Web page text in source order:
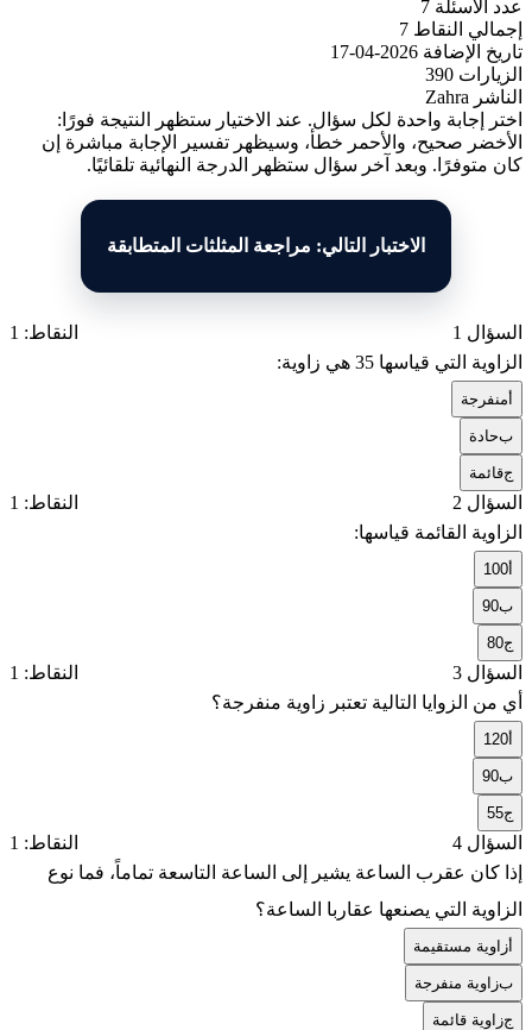
عدد الأسئلة 7
إجمالي النقاط 7
تاريخ الإضافة 2026-04-17
الزيارات 390
الناشر Zahra
اختر إجابة واحدة لكل سؤال. عند الاختيار ستظهر النتيجة فورًا:
الأخضر صحيح، والأحمر خطأ، وسيظهر تفسير الإجابة مباشرة إن
كان متوفرًا. وبعد آخر سؤال ستظهر الدرجة النهائية تلقائيًا.
الاختبار التالي: مراجعة المثلثات المتطابقة
السؤال 1
النقاط: 1
الزاوية التي قياسها 35 هي زاوية:
منفرجة
بحادة
جقائمة
السؤال 2
النقاط: 1
الزاوية القائمة قياسها:
100
ب90
ج80
السؤال 3
النقاط: 1
أي من الزوايا التالية تعتبر زاوية منفرجة؟
120
ب90
ج55
السؤال 4
النقاط: 1
إذا كان عقرب الساعة يشير إلى الساعة التاسعة تماماً، فما نوع
الزاوية التي يصنعها عقاربا الساعة؟
زاوية مستقيمة
بزاوية منفرجة
جزاوية قائمة